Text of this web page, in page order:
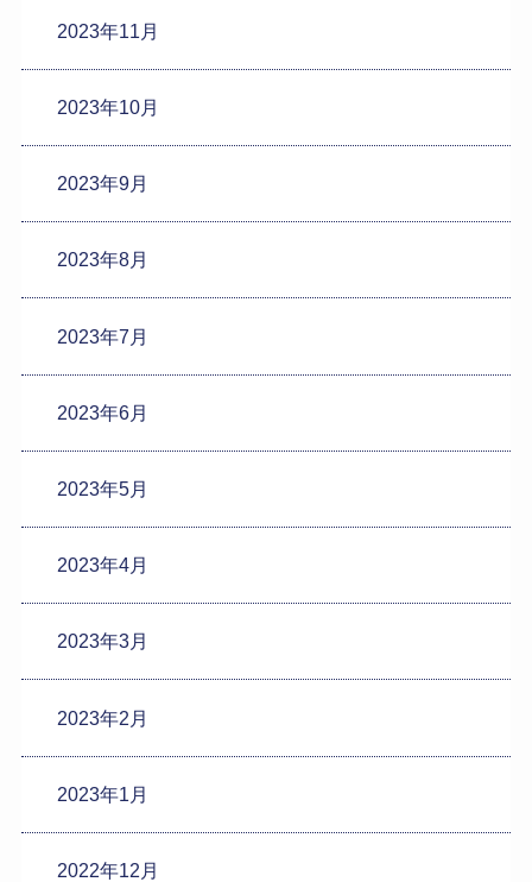
2023年11月
2023年10月
2023年9月
2023年8月
2023年7月
2023年6月
2023年5月
2023年4月
2023年3月
2023年2月
2023年1月
2022年12月